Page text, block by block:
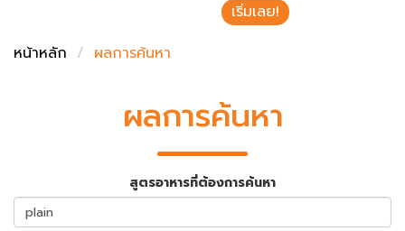
เริ่มเลย!
หน้าหลัก
ผลการค้นหา
ผลการค้นหา
สูตรอาหารที่ต้องการค้นหา